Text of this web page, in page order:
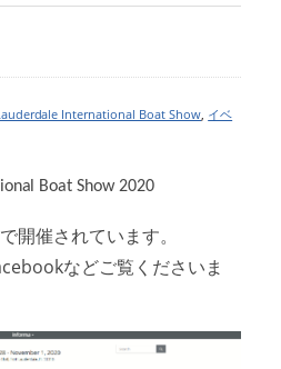
International Boat Show イベ
Boat Show 2020
開催されています。
などご覧くださいま